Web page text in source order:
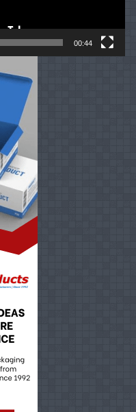
00:44